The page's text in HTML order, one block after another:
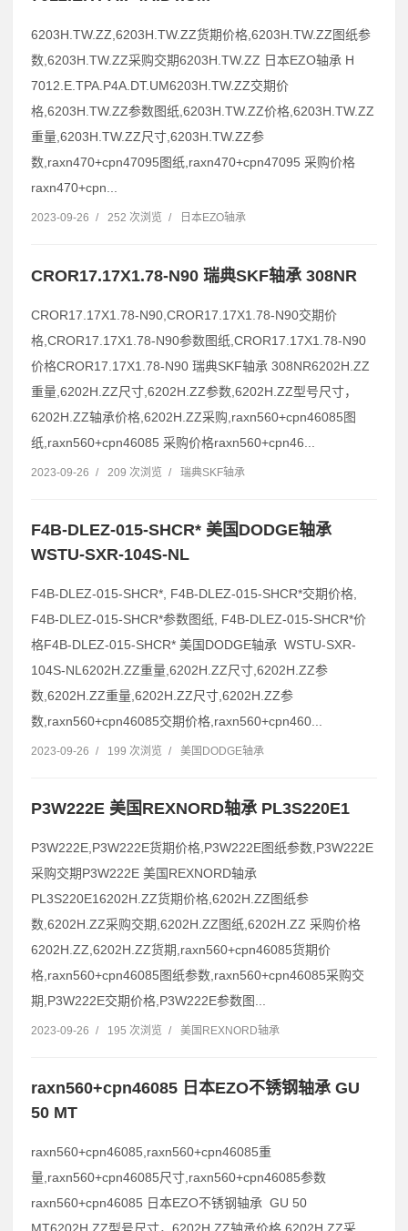
6203H.TW.ZZ,6203H.TW.ZZ货期价格,6203H.TW.ZZ图纸参
数,6203H.TW.ZZ采购交期6203H.TW.ZZ 日本EZO轴承 H
7012.E.TPA.P4A.DT.UM6203H.TW.ZZ交期价
格,6203H.TW.ZZ参数图纸,6203H.TW.ZZ价格,6203H.TW.ZZ
重量,6203H.TW.ZZ尺寸,6203H.TW.ZZ参
数,raxn470+cpn47095图纸,raxn470+cpn47095 采购价格
raxn470+cpn...
2023-09-26 / 252 次浏览 / 日本EZO轴承
CROR17.17X1.78-N90 瑞典SKF轴承 308NR
CROR17.17X1.78-N90,CROR17.17X1.78-N90交期价
格,CROR17.17X1.78-N90参数图纸,CROR17.17X1.78-N90
价格CROR17.17X1.78-N90 瑞典SKF轴承 308NR6202H.ZZ
重量,6202H.ZZ尺寸,6202H.ZZ参数,6202H.ZZ型号尺寸，
6202H.ZZ轴承价格,6202H.ZZ采购,raxn560+cpn46085图
纸,raxn560+cpn46085 采购价格raxn560+cpn46...
2023-09-26 / 209 次浏览 / 瑞典SKF轴承
F4B-DLEZ-015-SHCR* 美国DODGE轴承
WSTU-SXR-104S-NL
F4B-DLEZ-015-SHCR*, F4B-DLEZ-015-SHCR*交期价格,
F4B-DLEZ-015-SHCR*参数图纸, F4B-DLEZ-015-SHCR*价
格F4B-DLEZ-015-SHCR* 美国DODGE轴承 WSTU-SXR-
104S-NL6202H.ZZ重量,6202H.ZZ尺寸,6202H.ZZ参
数,6202H.ZZ重量,6202H.ZZ尺寸,6202H.ZZ参
数,raxn560+cpn46085交期价格,raxn560+cpn460...
2023-09-26 / 199 次浏览 / 美国DODGE轴承
P3W222E 美国REXNORD轴承 PL3S220E1
P3W222E,P3W222E货期价格,P3W222E图纸参数,P3W222E
采购交期P3W222E 美国REXNORD轴承
PL3S220E16202H.ZZ货期价格,6202H.ZZ图纸参
数,6202H.ZZ采购交期,6202H.ZZ图纸,6202H.ZZ 采购价格
6202H.ZZ,6202H.ZZ货期,raxn560+cpn46085货期价
格,raxn560+cpn46085图纸参数,raxn560+cpn46085采购交
期,P3W222E交期价格,P3W222E参数图...
2023-09-26 / 195 次浏览 / 美国REXNORD轴承
raxn560+cpn46085 日本EZO不锈钢轴承 GU
50 MT
raxn560+cpn46085,raxn560+cpn46085重
量,raxn560+cpn46085尺寸,raxn560+cpn46085参数
raxn560+cpn46085 日本EZO不锈钢轴承 GU 50